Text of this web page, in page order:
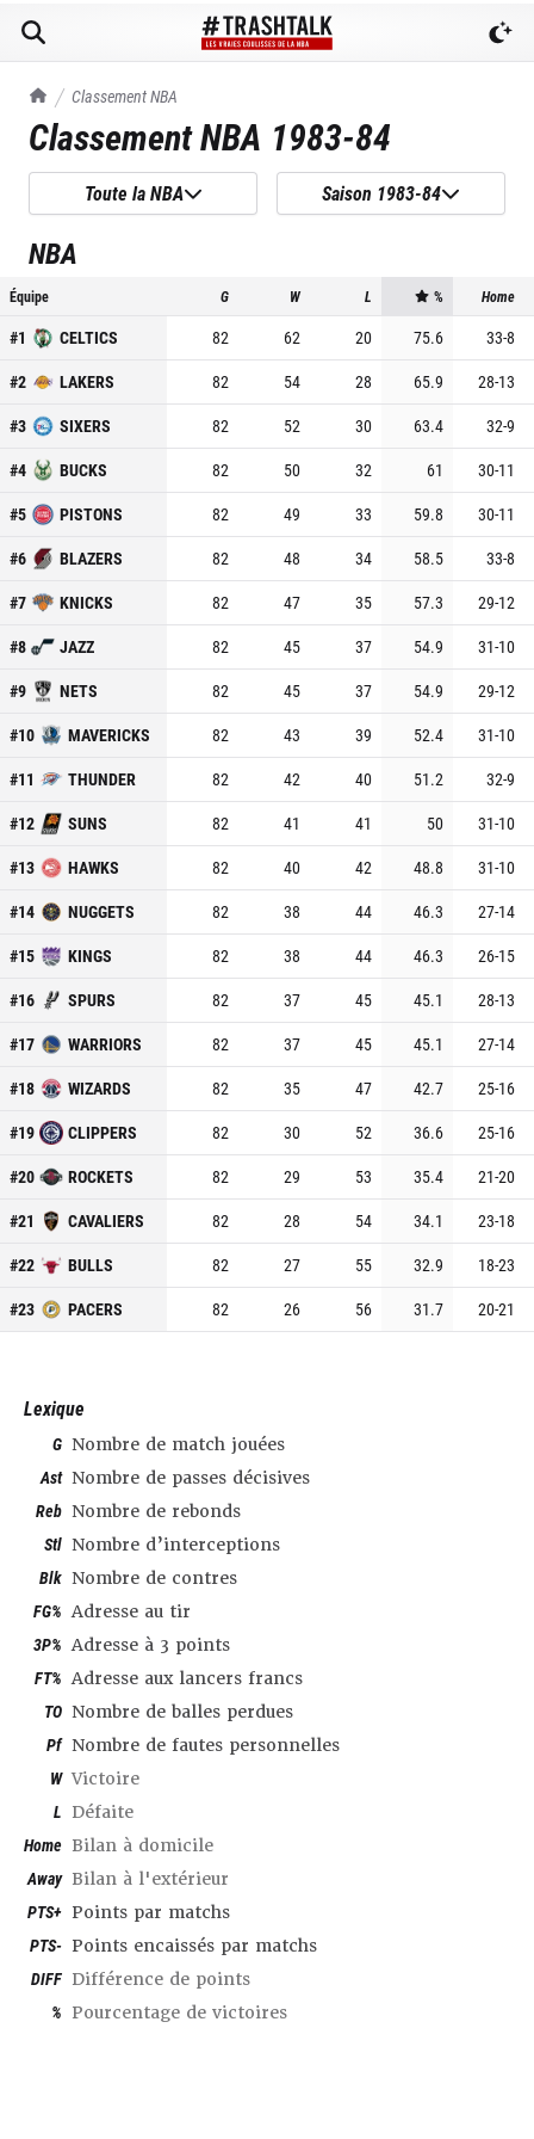
TrashTalk Actu NBA
Classement NBA
Classement NBA 1983-84
Toute la NBA Saison 1983-84
NBA
Équipe G W L % Home
#1 CELTICS 82 62 20 75.6 33-8
#2 LAKERS 82 54 28 65.9 28-13
#3 SIXERS 82 52 30 63.4 32-9
#4 BUCKS 82 50 32 61 30-11
#5 PISTONS 82 49 33 59.8 30-11
#6 BLAZERS 82 48 34 58.5 33-8
#7 KNICKS 82 47 35 57.3 29-12
#8 JAZZ 82 45 37 54.9 31-10
#9 NETS 82 45 37 54.9 29-12
#10 MAVERICKS 82 43 39 52.4 31-10
#11 THUNDER 82 42 40 51.2 32-9
#12 SUNS 82 41 41 50 31-10
#13 HAWKS 82 40 42 48.8 31-10
#14 NUGGETS 82 38 44 46.3 27-14
#15 KINGS 82 38 44 46.3 26-15
#16 SPURS 82 37 45 45.1 28-13
#17 WARRIORS 82 37 45 45.1 27-14
#18 WIZARDS 82 35 47 42.7 25-16
#19 CLIPPERS 82 30 52 36.6 25-16
#20 ROCKETS 82 29 53 35.4 21-20
#21 CAVALIERS 82 28 54 34.1 23-18
#22 BULLS 82 27 55 32.9 18-23
#23 PACERS 82 26 56 31.7 20-21
Lexique
G Nombre de match jouées
Ast Nombre de passes décisives
Reb Nombre de rebonds
Stl Nombre d’interceptions
Blk Nombre de contres
FG% Adresse au tir
3P% Adresse à 3 points
FT% Adresse aux lancers francs
TO Nombre de balles perdues
Pf Nombre de fautes personnelles
W Victoire
L Défaite
Home Bilan à domicile
Away Bilan à l'extérieur
PTS+ Points par matchs
PTS- Points encaissés par matchs
DIFF Différence de points
% Pourcentage de victoires